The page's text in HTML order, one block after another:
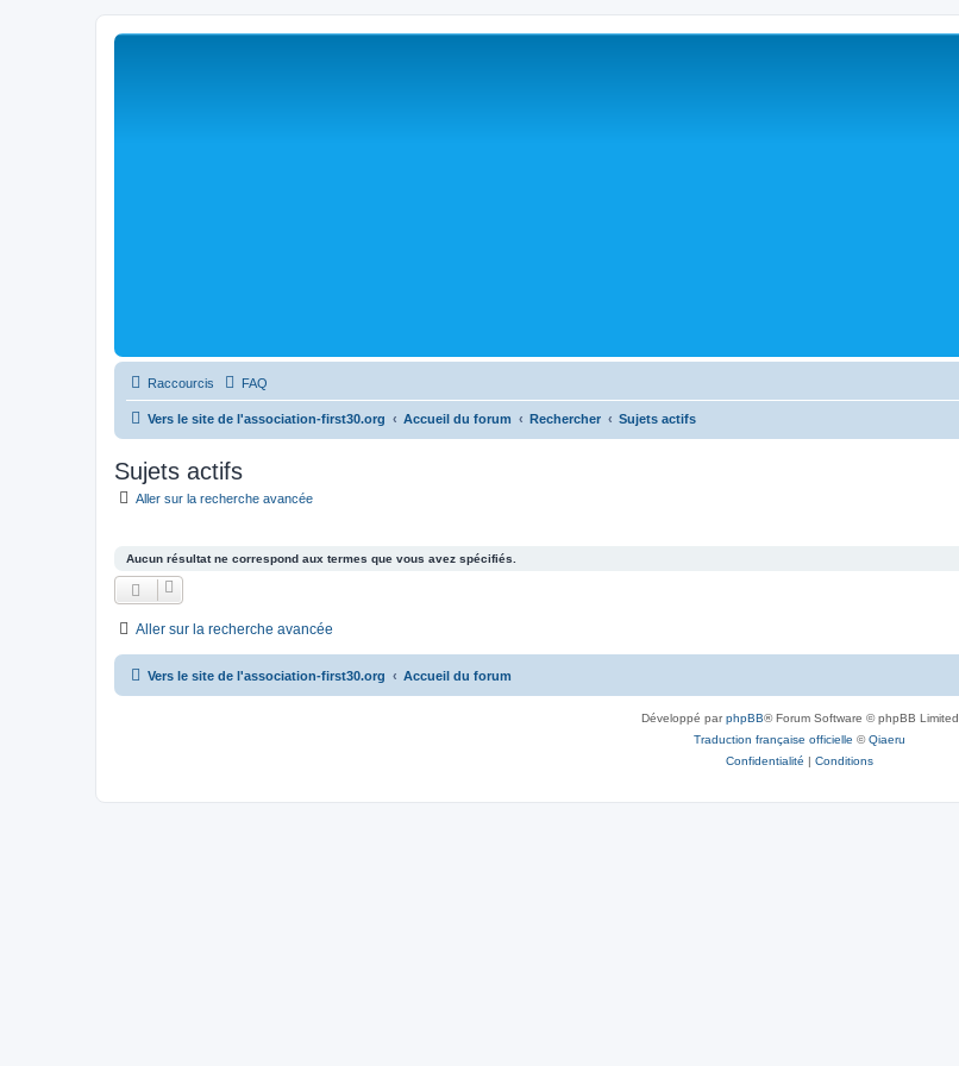
Raccourcis FAQ
Vers le site de l'association-first30.org Accueil du forum Rechercher Sujets actifs
Sujets actifs
Aller sur la recherche avancée
Aucun résultat ne correspond aux termes que vous avez spécifiés.
Aller sur la recherche avancée
Vers le site de l'association-first30.org Accueil du forum
Développé parphpBB® Forum Software © phpBB Limited
Traduction française officielle ©Qiaeru
Confidentialité | Conditions